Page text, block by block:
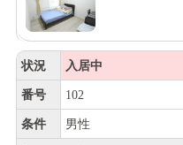
状況 入居中
番号 102
条件 男性